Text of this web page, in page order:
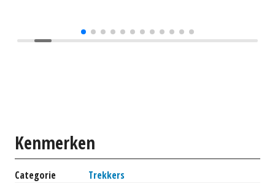
Kenmerken
Categorie
Trekkers